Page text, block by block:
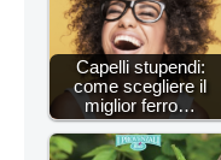
Capelli stupendi:
come scegliere il
miglior ferro…